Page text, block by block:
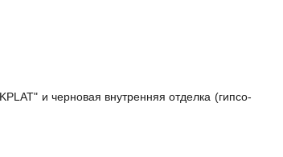
и черновая внутренняя отделка (гипсо-